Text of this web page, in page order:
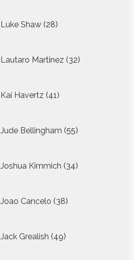
Luke Shaw 28
producten
Lautaro Martinez 32
producten
Kai Havertz 41
producten
Jude Bellingham 55
producten
Joshua Kimmich 34
producten
Joao Cancelo 38
producten
Jack Grealish 49
producten